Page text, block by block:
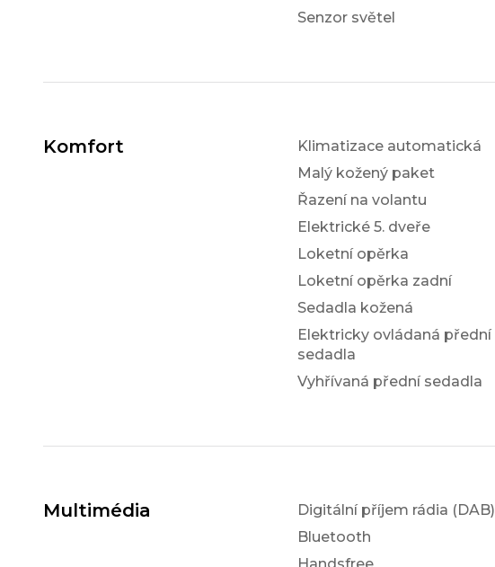
Senzor světel
Komfort
Klimatizace automatická
Malý kožený paket
Řazení na volantu
Elektrické 5. dveře
Loketní opěrka
Loketní opěrka zadní
Sedadla kožená
Elektricky ovládaná přední
sedadla
Vyhřívaná přední sedadla
Multimédia
Digitální příjem rádia (DAB)
Bluetooth